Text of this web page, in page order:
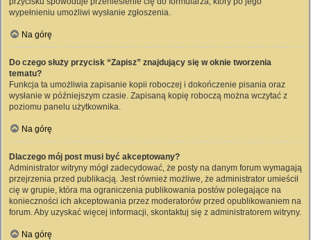
wypełnieniu umożliwi wysłanie zgłoszenia.
Na górę
Do czego służy przycisk “Zapisz” znajdujący się w oknie tworzenia
tematu?
Funkcja ta umożliwia zapisanie kopii roboczej i dokończenie pisania oraz
wysłanie w późniejszym czasie. Zapisaną kopię roboczą można wczytać z
poziomu panelu użytkownika.
Na górę
Dlaczego mój post musi być akceptowany?
Administrator witryny mógł zadecydować, że posty na danym forum wymagają
przejrzenia przed publikacją. Jest również możliwe, że administrator umieścił
cię w grupie, która ma ograniczenia publikowania postów polegające na
konieczności ich akceptowania przez moderatorów przed opublikowaniem na
forum. Aby uzyskać więcej informacji, skontaktuj się z administratorem witryny.
Na górę